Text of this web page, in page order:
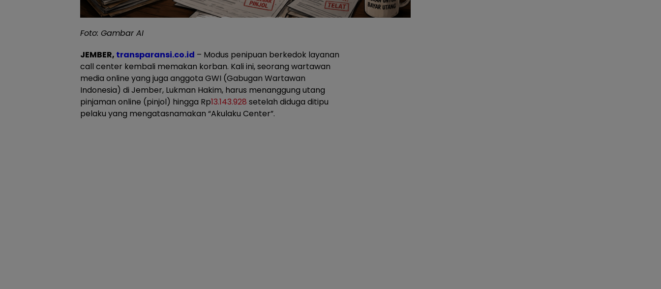
Foto: Gambar AI
JEMBER, transparansi.co.id – Modus penipuan berkedok layanan
call center kembali memakan korban. Kali ini, seorang wartawan
media online yang juga anggota GWI (Gabugan Wartawan
Indonesia) di Jember, Lukman Hakim, harus menanggung utang
pinjaman online (pinjol) hingga Rp13.143.928 setelah diduga ditipu
pelaku yang mengatasnamakan “Akulaku Center”.